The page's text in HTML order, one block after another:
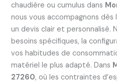
chaudière ou cumulus dans
nous vous accompagnons
un devis clair et personnalisé.
besoins spécifiques, la
vos habitudes de
matériel le plus adapté. Dans
27260, où les contraintes